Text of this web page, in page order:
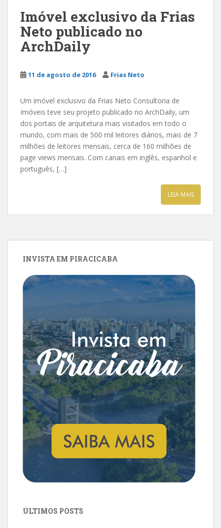
Imóvel exclusivo da Frias
Neto publicado no
ArchDaily
11 de agosto de 2016 Frias Neto
Um imóvel exclusivo da Frias Neto Consultoria de
Imóveis teve seu projeto publicado no ArchDaily, um
dos portais de arquitetura mais visitados em todo o
mundo, com mais de 500 mil leitores diários, mais de 7
milhões de leitores mensais, cerca de 160 milhões de
page views mensais. Com canais em inglês, espanhol e
português, […]
LEIA MAIS
INVISTA EM PIRACICABA
ÚLTIMOS POSTS